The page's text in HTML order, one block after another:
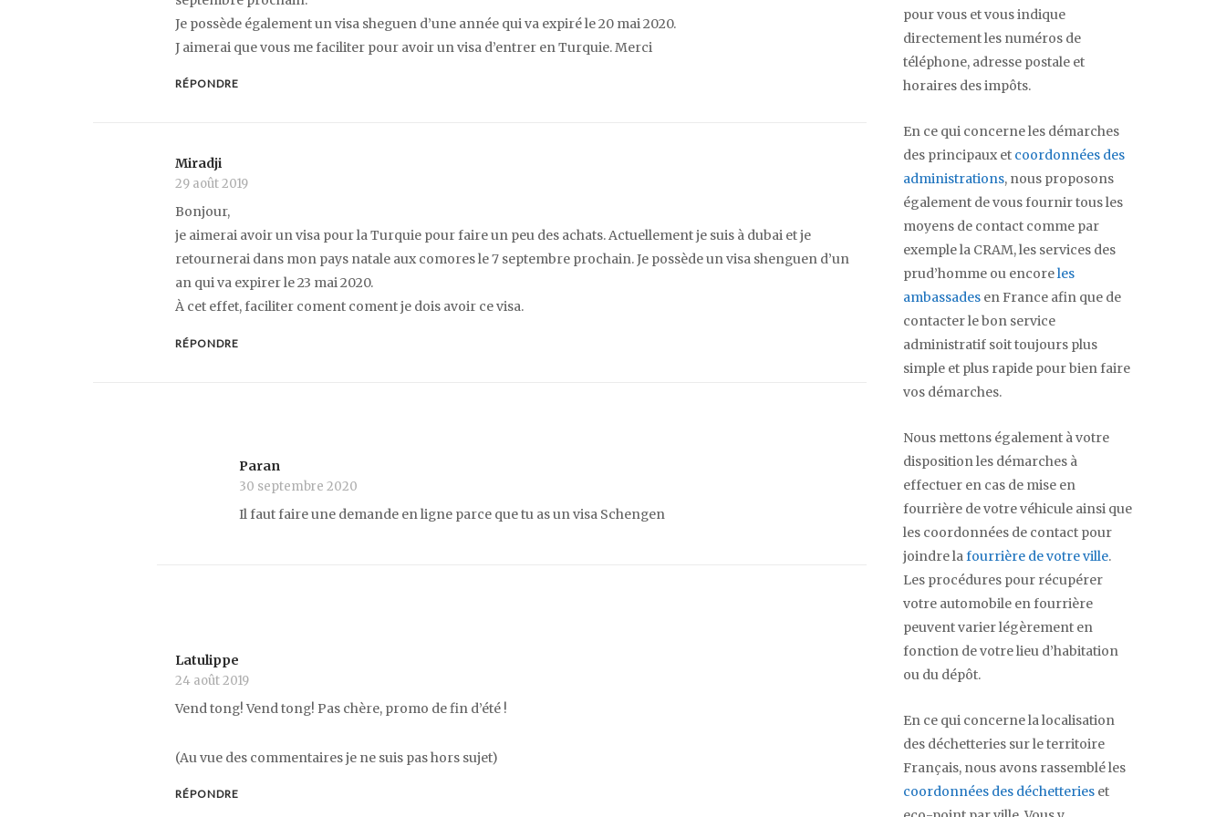
Je possède également un visa sheguen d’une année qui va expiré le 20 mai 2020.
J aimerai que vous me faciliter pour avoir un visa d’entrer en Turquie. Merci
RÉPONDRE
Miradji
29 août 2019
Bonjour,
je aimerai avoir un visa pour la Turquie pour faire un peu des achats. Actuellement je suis à dubai et je
retournerai dans mon pays natale aux comores le 7 septembre prochain. Je possède un visa shenguen d’un
an qui va expirer le 23 mai 2020.
À cet effet, faciliter coment coment je dois avoir ce visa.
RÉPONDRE
Paran
30 septembre 2020
Il faut faire une demande en ligne parce que tu as un visa Schengen
Latulippe
24 août 2019
Vend tong! Vend tong! Pas chère, promo de fin d’été !
(Au vue des commentaires je ne suis pas hors sujet)
RÉPONDRE
pour vous et vous indique
directement les numéros de
téléphone, adresse postale et
horaires des impôts.
En ce qui concerne les démarches
des principaux et coordonnées des
administrations, nous proposons
également de vous fournir tous les
moyens de contact comme par
exemple la CRAM, les services des
prud’homme ou encoreles
ambassades en France afin que de
contacter le bon service
administratif soit toujours plus
simple et plus rapide pour bien faire
vos démarches.
Nous mettons également à votre
disposition les démarches à
effectuer en cas de mise en
fourrière de votre véhicule ainsi que
les coordonnées de contact pour
joindre lafourrière de votre ville.
Les procédures pour récupérer
votre automobile en fourrière
peuvent varier légèrement en
fonction de votre lieu d’habitation
ou du dépôt.
En ce qui concerne la localisation
des déchetteries sur le territoire
Français, nous avons rassemblé les
coordonnées des déchetteries et